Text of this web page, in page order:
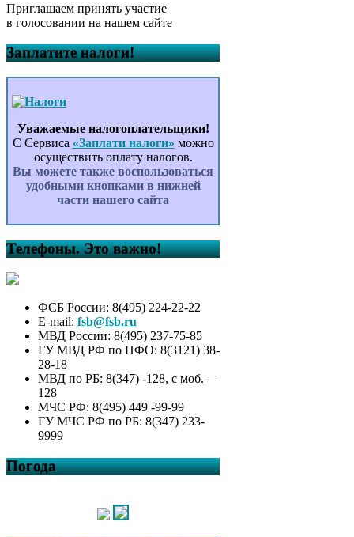
Прокуратура информирует
Постановление №89 от
09.07.2026г. О внесении
изменений в Постановление
оценке коррупционных рисков
товаров,работ,услуг для
обеспечения государственных
или муниципальных нужд в
сельском поселении
Белоозерский сельсовет
муниципального района
Башкортостан”
Акция по сбору макулатуры
“БумБатл”
безопасности во время летних
каникул «Безопасное лето –
2026»
Приглашаем принять участие
в голосовании на нашем сайте
Заплатите налоги!
Уважаемые налогоплательщики!
С Сервиса «Заплати налоги» можно
осуществить оплату налогов.
Вы можете также воспользоваться
удобными кнопками в нижней
части нашего сайта
Телефоны. Это важно!
ФСБ России: 8(495) 224-22-22
E-mail: fsb@fsb.ru
МВД России: 8(495) 237-75-85
ГУ МВД РФ по ПФО: 8(3121) 38-
28-18
МВД по РБ: 8(347) -128, с моб. —
128
МЧС РФ: 8(495) 449 -99-99
ГУ МЧС РФ по РБ: 8(347) 233-
9999
Погода